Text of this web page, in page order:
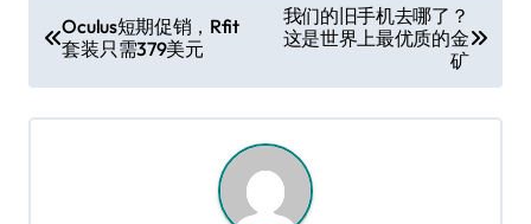
章
导
航
Oculus短期促销，Rfit
套装只需379美元
我们的旧手机去哪了？
这是世界上最优质的金
矿